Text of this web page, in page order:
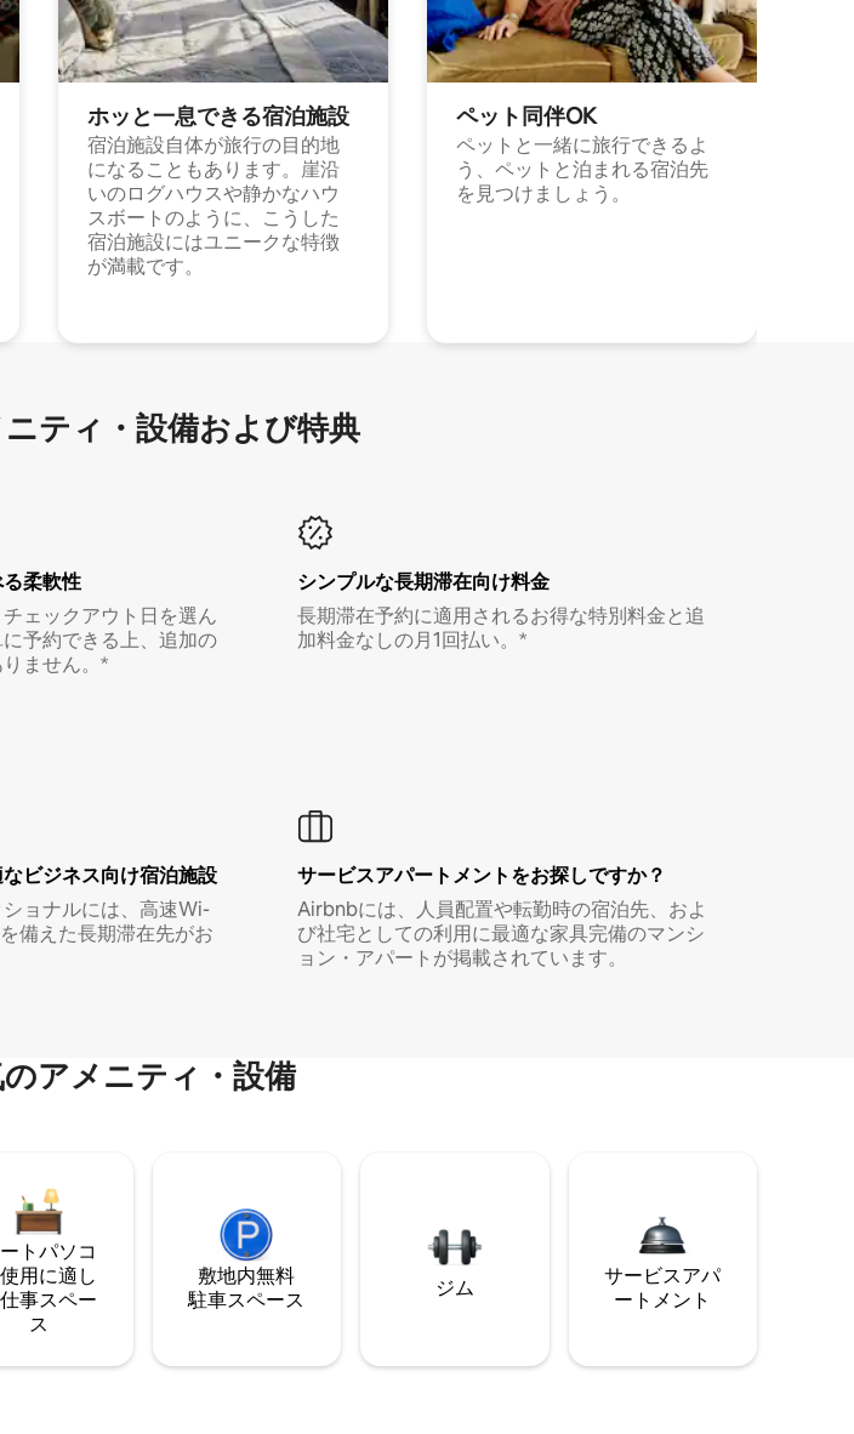
ホッと一⁠息⁠で⁠き⁠る宿⁠泊施⁠設
宿泊施設自体が旅行の目的地
になることもあります。崖沿
いのログハウスや静かなハウ
スボートのように、こうした
宿泊施設にはユニークな特徴
が満載です。
ペット同⁠伴OK
ペットと一緒に旅行できるよ
う、ペットと泊まれる宿泊先
を見つけましょう。
テ⁠ィ⁠・設⁠備⁠および特⁠典
柔軟性
ェックアウト日を選ん
予約できる上、追加の
ません。*
シンプルな長期滞在向け料金
長期滞在予約に適用されるお得な特別料金と追
加料金なしの月1回払い。*
ビ⁠ジ⁠ネ⁠ス⁠向⁠け宿⁠泊⁠施⁠設
ョナルには、高速Wi-
備えた長期滞在先がお
サービスアパートメントをお探しですか？
Airbnbには、人員配置や転勤時の宿泊先、およ
び社宅としての利用に最適な家具完備のマンシ
ョン・アパートが掲載されています。
アメニティ・設備
トパソコ
用に適し
事スペー
ス
敷地内無料
駐⁠車ス⁠ペ⁠ー⁠ス
ジム
サービスアパ
ートメント